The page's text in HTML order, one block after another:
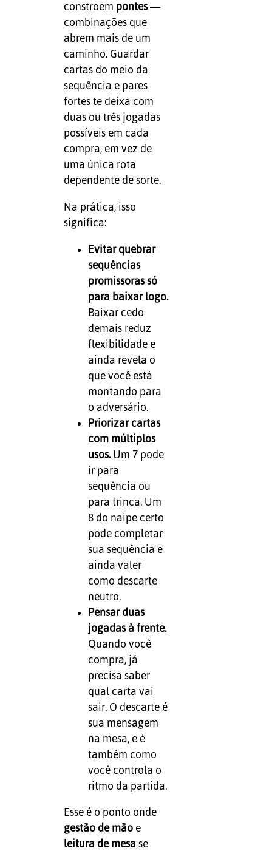
constroem pontes—
combinações que
abrem mais de um
caminho. Guardar
cartas do meio da
sequência e pares
fortes te deixa com
duas ou três jogadas
possíveis em cada
compra, em vez de
uma única rota
dependente de sorte.
Na prática, isso
significa:
Evitar quebrar
sequências
promissoras só
para baixar logo.
Baixar cedo
demais reduz
flexibilidade e
ainda revela o
que você está
montando para
o adversário.
Priorizar cartas
com múltiplos
usos.Um 7 pode
ir para
sequência ou
para trinca. Um
8 do naipe certo
pode completar
sua sequência e
ainda valer
como descarte
neutro.
Pensar duas
jogadas à frente.
Quando você
compra, já
precisa saber
qual carta vai
sair. O descarte é
sua mensagem
na mesa, e é
também como
você controla o
ritmo da partida.
Esse é o ponto onde
gestão de mãoe
leitura de mesa se